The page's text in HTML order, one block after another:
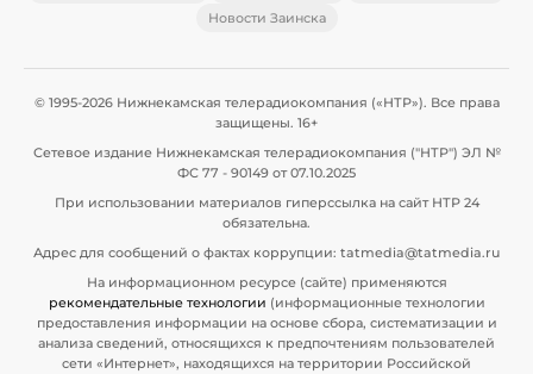
Новости Заинска
© 1995-2026 Нижнекамская телерадиокомпания («НТР»). Все права
защищены. 16+
Сетевое издание Нижнекамская телерадиокомпания ("НТР") ЭЛ №
ФС 77 - 90149 от 07.10.2025
При использовании материалов гиперссылка на сайт НТР 24
обязательна.
Адрес для сообщений о фактах коррупции: tatmedia@tatmedia.ru
На информационном ресурсе (сайте) применяются
рекомендательные технологии (информационные технологии
предоставления информации на основе сбора, систематизации и
анализа сведений, относящихся к предпочтениям пользователей
сети «Интернет», находящихся на территории Российской